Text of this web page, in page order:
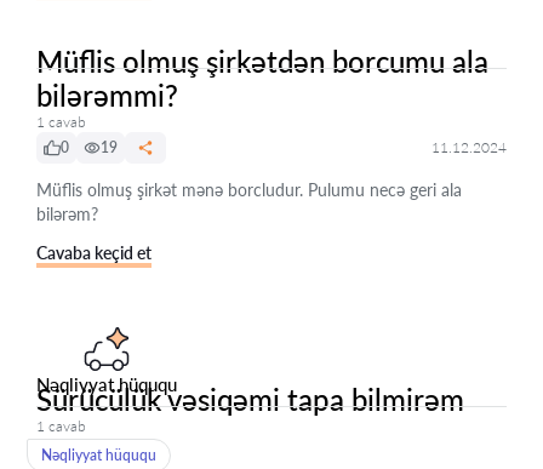
Müflis olmuş şirkətdən borcumu ala
bilərəmmi?
1 cavab
0
19 11.12.2024
Müflis olmuş şirkət mənə borcludur. Pulumu necə geri ala
bilərəm?
Cavaba keçid et
Nəqliyyat hüququ
Sürücülük vəsiqəmi tapa bilmirəm
1 cavab
Nəqliyyat hüququ